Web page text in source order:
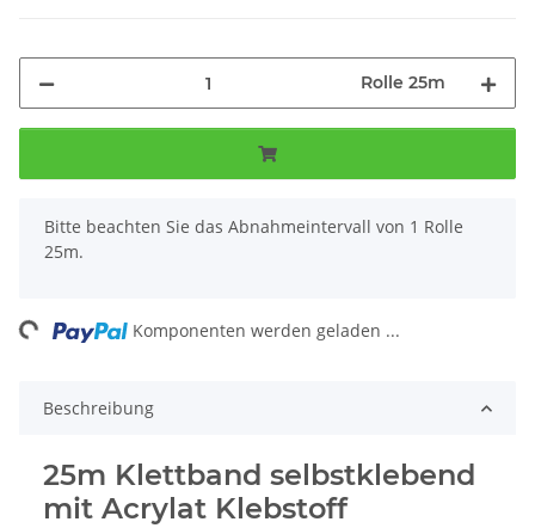
Rolle 25m
x
Bitte beachten Sie das Abnahmeintervall von 1 Rolle
25m.
Komponenten werden geladen ...
Beschreibung
25m Klettband selbstklebend
mit Acrylat Klebstoff